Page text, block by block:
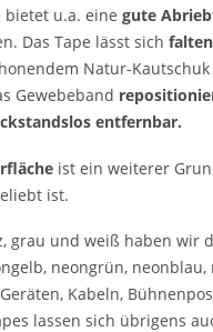
bietet u.a. eine gute
Das Tape lässt sich
Natur-Kautschuk
Gewebeband
entfernbar.
ist ein weiterer
ist.
grau und weiß haben wir
neongrün,
Kabeln,
lassen sich übrigens